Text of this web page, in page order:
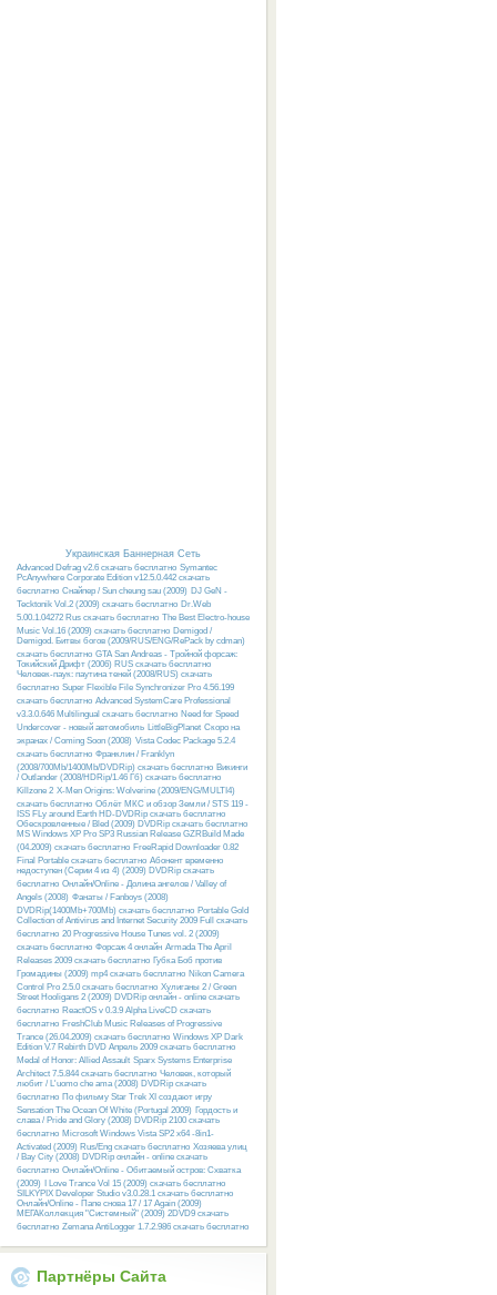
Украинская Баннерная Сеть
Advanced Defrag v2.6 скачать бесплатно Symantec
PcAnywhere Corporate Edition v12.5.0.442 скачать
бесплатно Снайпер / Sun cheung sau (2009) DJ GeN -
Tecktonik Vol.2 (2009) скачать бесплатно Dr.Web
5.00.1.04272 Rus скачать бесплатно The Best Electro-house
Music Vol.16 (2009) скачать бесплатно Demigod /
Demigod. Битвы богов (2009/RUS/ENG/RePack by cdman)
скачать бесплатно GTA San Andreas - Тройной форсаж:
Токийский Дрифт (2006) RUS скачать бесплатно
Человек-паук: паутина теней (2008/RUS) скачать
бесплатно Super Flexible File Synchronizer Pro 4.56.199
скачать бесплатно Advanced SystemCare Professional
v3.3.0.646 Multilingual скачать бесплатно Need for Speed
Undercover - новый автомобиль LittleBigPlanet Скоро на
экранах / Coming Soon (2008) Vista Codec Package 5.2.4
скачать бесплатно Франклин / Franklyn
(2008/700Mb/1400Mb/DVDRip) скачать бесплатно Викинги
/ Outlander (2008/HDRip/1.46 Гб) скачать бесплатно
Killzone 2 X-Men Origins: Wolverine (2009/ENG/MULTI4)
скачать бесплатно Облёт МКС и обзор Земли / STS 119 -
ISS FLy around Earth HD-DVDRip скачать бесплатно
Обескровленные / Bled (2009) DVDRip скачать бесплатно
MS Windows XP Pro SP3 Russian Release GZRBuild Made
(04.2009) скачать бесплатно FreeRapid Downloader 0.82
Final Portable скачать бесплатно Абонент временно
недоступен (Серии 4 из 4) (2009) DVDRip скачать
бесплатно Онлайн/Online - Долина ангелов / Valley of
Angels (2008) Фанаты / Fanboys (2008)
DVDRip(1400Mb+700Mb) скачать бесплатно Portable Gold
Collection of Antivirus and Internet Security 2009 Full скачать
бесплатно 20 Progressive House Tunes vol. 2 (2009)
скачать бесплатно Форсаж 4 онлайн Armada The April
Releases 2009 скачать бесплатно Губка Боб против
Громадины (2009) mp4 скачать бесплатно Nikon Camera
Control Pro 2.5.0 скачать бесплатно Хулиганы 2 / Green
Street Hooligans 2 (2009) DVDRip онлайн - online скачать
бесплатно ReactOS v 0.3.9 Alpha LiveCD скачать
бесплатно FreshClub Music Releases of Progressive
Trance (26.04.2009) скачать бесплатно Windows XP Dark
Edition V.7 Rebirth DVD Апрель 2009 скачать бесплатно
Medal of Honor: Allied Assault Sparx Systems Enterprise
Architect 7.5.844 скачать бесплатно Человек, который
любит / L'uomo che ama (2008) DVDRip скачать
бесплатно По фильму Star Trek XI создают игру
Sensation The Ocean Of White (Portugal 2009) Гордость и
слава / Pride and Glory (2008) DVDRip 2100 скачать
бесплатно Microsoft Windows Vista SP2 x64 -8in1-
Activated (2009) Rus/Eng скачать бесплатно Хозяева улиц
/ Bay City (2008) DVDRip онлайн - online скачать
бесплатно Онлайн/Online - Обитаемый остров: Схватка
(2009)
I Love Trance Vol 15 (2009) скачать бесплатно
SILKYPIX Developer Studio v3.0.28.1 скачать бесплатно
Онлайн/Online - Папе снова 17 / 17 Again (2009)
МЕГАКоллекция "Системный" (2009) 2DVD9 скачать
бесплатно Zemana AntiLogger 1.7.2.986 скачать бесплатно
Партнёры Сайта